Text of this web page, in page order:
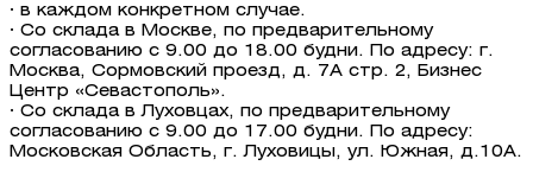
· в каждом конкретном случае.
· Со склада в Москве, по предварительному
согласованию с 9.00 до 18.00 будни. По адресу: г.
Москва, Сормовский проезд, д. 7А стр. 2, Бизнес
Центр «Севастополь».
· Со склада в Луховцах, по предварительному
согласованию с 9.00 до 17.00 будни. По адресу:
Московская Область, г. Луховицы, ул. Южная, д.10А.